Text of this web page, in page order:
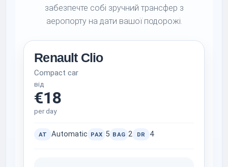
забезпечте собі зручний трансфер з
аеропорту на дати вашої подорожі.
Renault Clio
Compact car
від
€18
per day
AT Automatic PAX 5 BAG 2 DR 4